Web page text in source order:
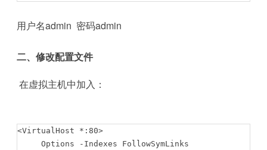
用户名admin 密码admin
二、修改配置文件
在虚拟主机中加入：
<VirtualHost *:80>
     Options -Indexes FollowSymLinks